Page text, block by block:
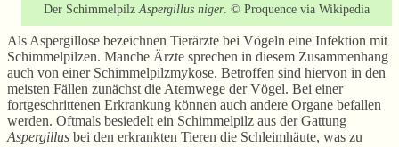
Der Schimmelpilz Aspergillus niger. © Proquence via Wikipedia
Als Aspergillose bezeichnen Tierärzte bei Vögeln eine Infektion mit
Schimmelpilzen. Manche Ärzte sprechen in diesem Zusammenhang
auch von einer Schimmelpilzmykose. Betroffen sind hiervon in den
meisten Fällen zunächst die Atemwege der Vögel. Bei einer
fortgeschrittenen Erkrankung können auch andere Organe befallen
werden. Oftmals besiedelt ein Schimmelpilz aus der Gattung
Aspergillus bei den erkrankten Tieren die Schleimhäute, was zu